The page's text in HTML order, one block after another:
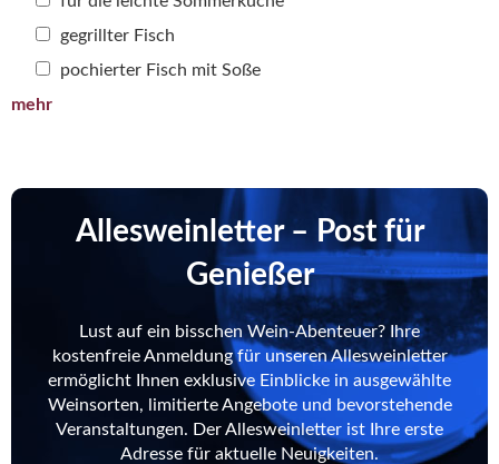
gegrillter Fisch
pochierter Fisch mit Soße
mehr
Allesweinletter – Post für
Genießer
Lust auf ein bisschen Wein-Abenteuer? Ihre
kostenfreie Anmeldung für unseren Allesweinletter
ermöglicht Ihnen exklusive Einblicke in ausgewählte
Weinsorten, limitierte Angebote und bevorstehende
Veranstaltungen. Der Allesweinletter ist Ihre erste
Adresse für aktuelle Neuigkeiten.